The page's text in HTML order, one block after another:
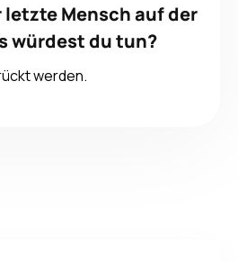
letzte Mensch auf der
würdest du tun?
werden.